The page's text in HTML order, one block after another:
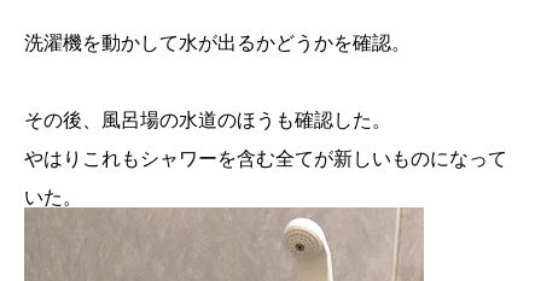
洗濯機を動かして水が出るかどうかを確認。
その後、風呂場の水道のほうも確認した。
やはりこれもシャワーを含む全てが新しいものになって
いた。